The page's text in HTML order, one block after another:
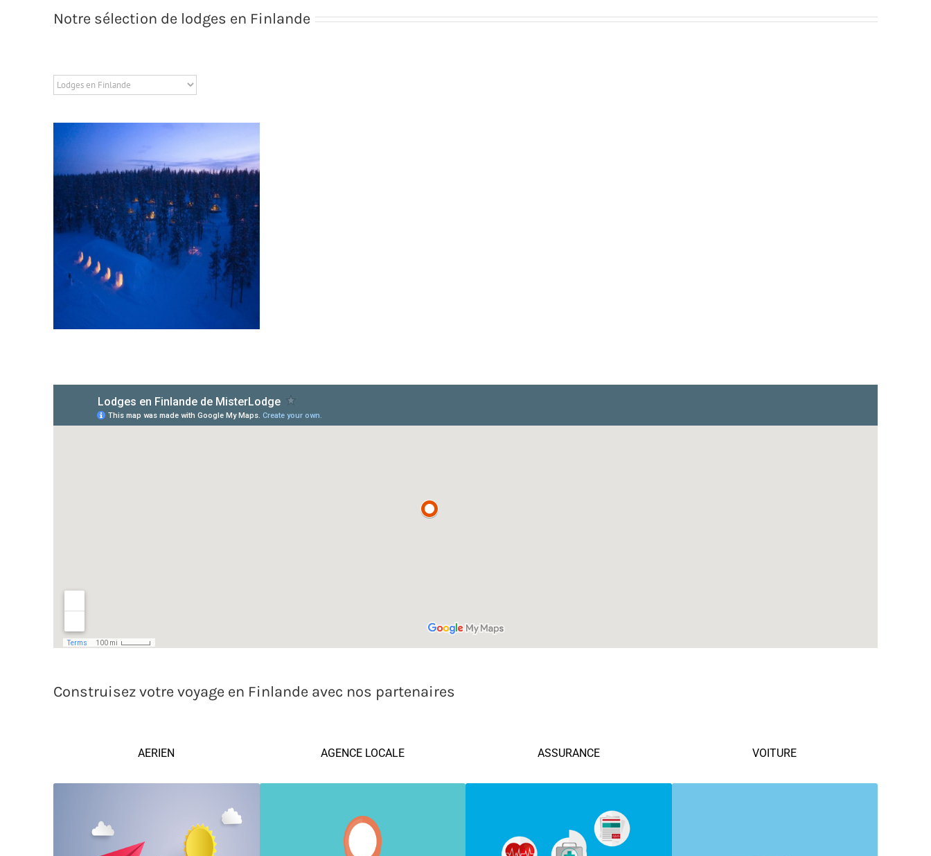
Notre sélection de lodges en Finlande
Construisez votre voyage en Finlande avec nos partenaires
AERIEN AGENCE LOCALE ASSURANCE VOITURE